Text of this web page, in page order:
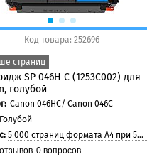
Код товара: 252696
страниц
SP 046H C (1253C002) для
голубой
Canon 046HC/ Canon 046C
Голубой
5 000 страниц формата А4 при 5% заполнении страницы
отзывов 0 вопросов